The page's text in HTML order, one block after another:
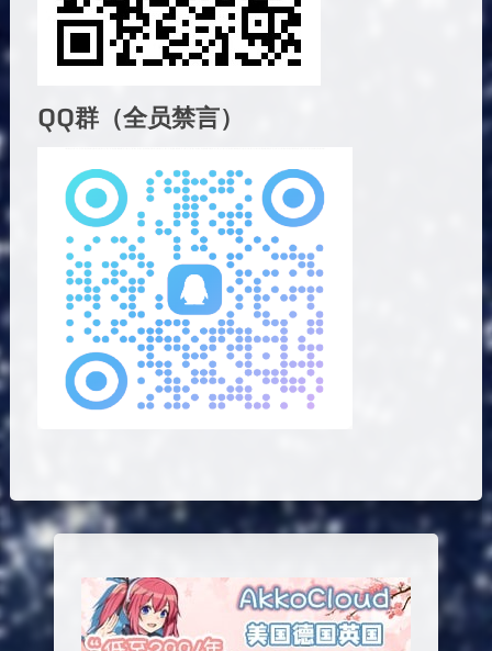
QQ群（全员禁言）